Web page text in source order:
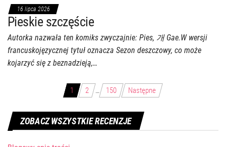
16 lipca 2026
Pieskie szczęście
Autorka nazwała ten komiks zwyczajnie: Pies, 개 Gae.W wersji
francuskojęzycznej tytuł oznacza Sezon deszczowy, co może
kojarzyć się z beznadzieją,…
Stronicowanie
wpisów
1 2 … 150 Następne
ZOBACZ WSZYSTKIE RECENZJE